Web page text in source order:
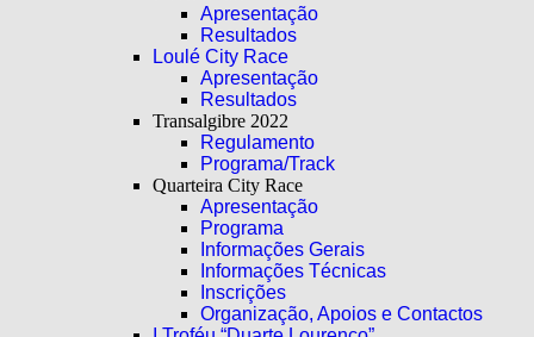
Apresentação
Resultados
Loulé City Race
Apresentação
Resultados
Transalgibre 2022
Regulamento
Programa/Track
Quarteira City Race
Apresentação
Programa
Informações Gerais
Informações Técnicas
Inscrições
Organização, Apoios e Contactos